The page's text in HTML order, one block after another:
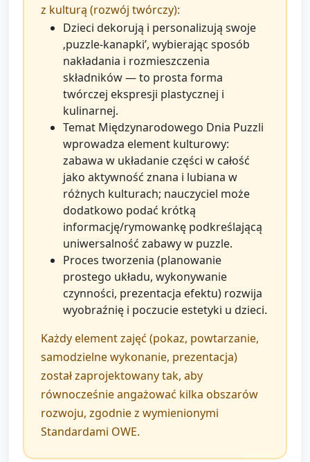
z kulturą (rozwój twórczy):
Dzieci dekorują i personalizują swoje
‚puzzle-kanapki’, wybierając sposób
nakładania i rozmieszczenia
składników — to prosta forma
twórczej ekspresji plastycznej i
kulinarnej.
Temat Międzynarodowego Dnia Puzzli
wprowadza element kulturowy:
zabawa w układanie części w całość
jako aktywność znana i lubiana w
różnych kulturach; nauczyciel może
dodatkowo podać krótką
informację/rymowankę podkreślającą
uniwersalność zabawy w puzzle.
Proces tworzenia (planowanie
prostego układu, wykonywanie
czynności, prezentacja efektu) rozwija
wyobraźnię i poczucie estetyki u dzieci.
Każdy element zajęć (pokaz, powtarzanie,
samodzielne wykonanie, prezentacja)
został zaprojektowany tak, aby
równocześnie angażować kilka obszarów
rozwoju, zgodnie z wymienionymi
Standardami OWE.